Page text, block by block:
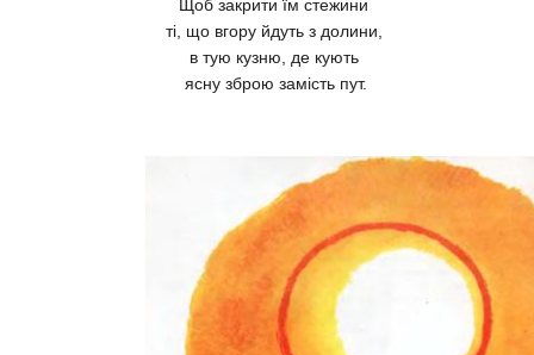
Щоб закрити їм стежини
ті, що вгору йдуть з долини,
в тую кузню, де кують
ясну зброю замість пут.